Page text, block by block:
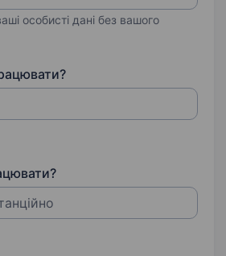
особисті дані без вашого